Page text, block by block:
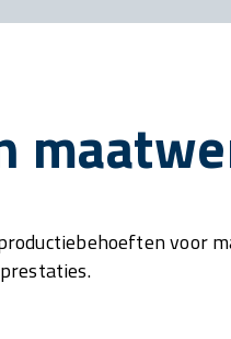
voor